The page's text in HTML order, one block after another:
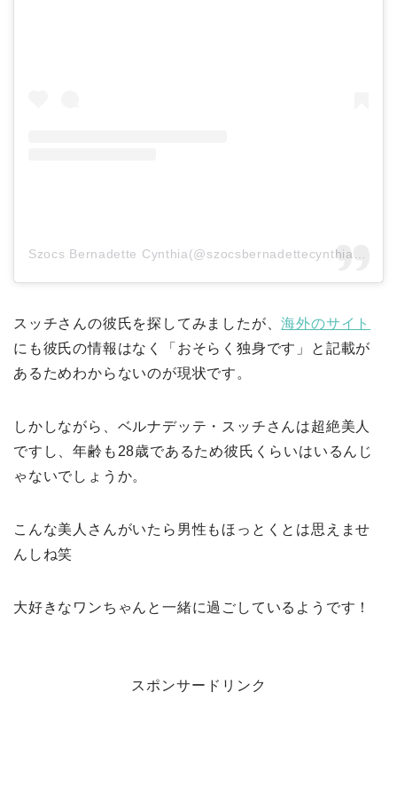
スッチさんの彼氏を探してみましたが、海外のサイト
にも彼氏の情報はなく「おそらく独身です」と記載が
あるためわからないのが現状です。
しかしながら、ベルナデッテ・スッチさんは超絶美人
ですし、年齢も28歳であるため彼氏くらいはいるんじ
ゃないでしょうか。
こんな美人さんがいたら男性もほっとくとは思えませ
んしね笑
大好きなワンちゃんと一緒に過ごしているようです！
スポンサードリンク